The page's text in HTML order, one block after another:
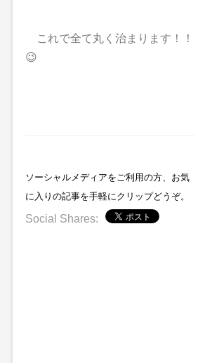
これで全て丸く治まります！！
😉
ソーシャルメディアをご利用の方、お気
に入りの記事を手軽にクリップどうぞ。
Social Shares: